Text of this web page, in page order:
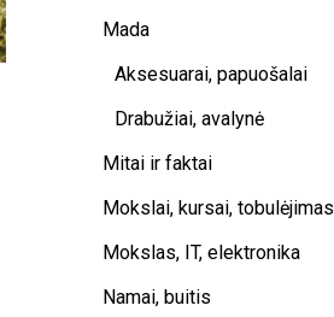
Mada
Aksesuarai, papuošalai
Drabužiai, avalynė
Mitai ir faktai
Mokslai, kursai, tobulėjimas
Mokslas, IT, elektronika
Namai, buitis